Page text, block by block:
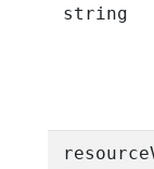
string